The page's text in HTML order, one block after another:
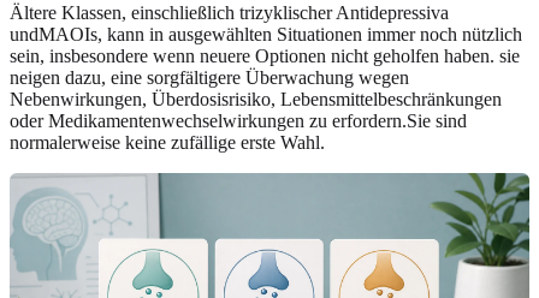
Ältere Klassen, einschließlich trizyklischer Antidepressiva
undMAOIs, kann in ausgewählten Situationen immer noch nützlich
sein, insbesondere wenn neuere Optionen nicht geholfen haben. sie
neigen dazu, eine sorgfältigere Überwachung wegen
Nebenwirkungen, Überdosisrisiko, Lebensmittelbeschränkungen
oder Medikamentenwechselwirkungen zu erfordern.Sie sind
normalerweise keine zufällige erste Wahl.